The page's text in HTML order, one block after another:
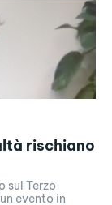
rischiano
sul Terzo
evento in